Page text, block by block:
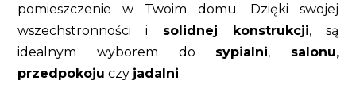
pomieszczenie w Twoim domu. Dzięki swojej
wszechstronności i solidnej konstrukcji, są
idealnym wyborem do sypialni, salonu,
przedpokoju czy jadalni.